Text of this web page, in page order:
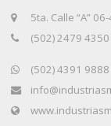
5ta. Calle “A”
(502) 2479 4350
(502) 4391 9888